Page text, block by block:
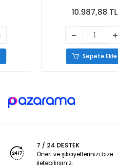
10.987,88 TL
Sepete Ekle
7 / 24 DESTEK
Öneri ve şikayetlerinizi bize
iletebilirsiniz.